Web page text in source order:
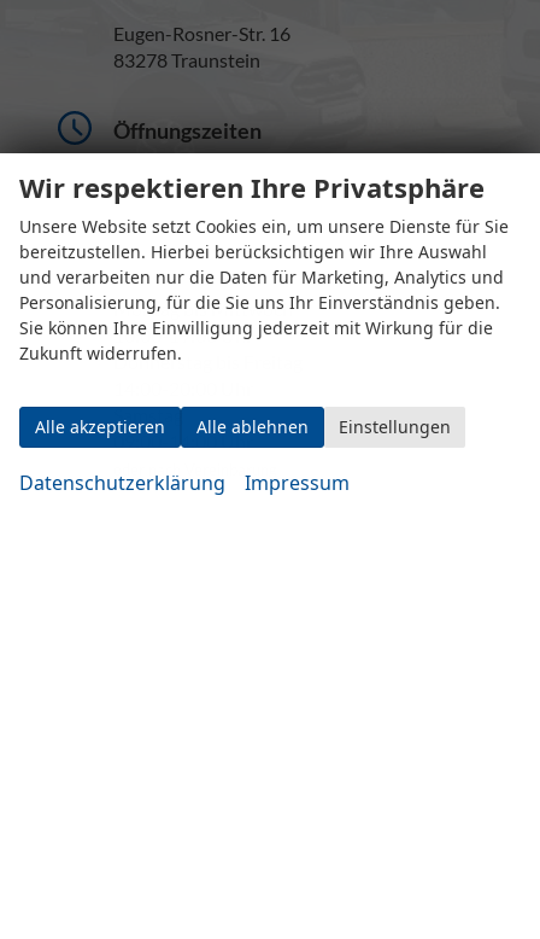
Eugen-Rosner-Str. 16
83278 Traunstein
Öffnungszeiten
Montag bis Mittwoch
10:00-19:00 Uhr
Donnerstag bis Freitag
Samstag
09:00-14:00 Uhr
Wir respektieren Ihre Privatsphäre
Unsere Website setzt Cookies ein, um unsere Dienste für Sie
bereitzustellen. Hierbei berücksichtigen wir Ihre Auswahl
und verarbeiten nur die Daten für Marketing, Analytics und
Personalisierung, für die Sie uns Ihr Einverständnis geben.
Sie können Ihre Einwilligung jederzeit mit Wirkung für die
Zukunft widerrufen.
Alle akzeptieren Alle ablehnen Einstellungen
Datenschutzerklärung Impressum